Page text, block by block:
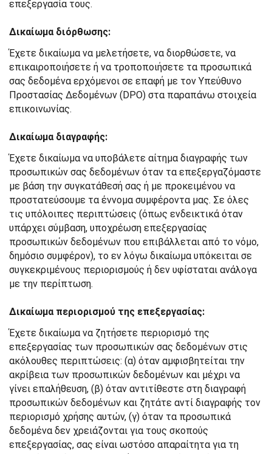
επεξεργασία τους.
Δικαίωμα διόρθωσης:
Έχετε δικαίωμα να μελετήσετε, να διορθώσετε, να
επικαιροποιήσετε ή να τροποποιήσετε τα προσωπικά
σας δεδομένα ερχόμενοι σε επαφή με τον Υπεύθυνο
Προστασίας Δεδομένων (DPO) στα παραπάνω στοιχεία
επικοινωνίας.
Δικαίωμα διαγραφής:
Έχετε δικαίωμα να υποβάλετε αίτημα διαγραφής των
προσωπικών σας δεδομένων όταν τα επεξεργαζόμαστε
με βάση την συγκατάθεσή σας ή με προκειμένου να
προστατεύσουμε τα έννομα συμφέροντα μας. Σε όλες
τις υπόλοιπες περιπτώσεις (όπως ενδεικτικά όταν
υπάρχει σύμβαση, υποχρέωση επεξεργασίας
προσωπικών δεδομένων που επιβάλλεται από το νόμο,
δημόσιο συμφέρον), το εν λόγω δικαίωμα υπόκειται σε
συγκεκριμένους περιορισμούς ή δεν υφίσταται ανάλογα
με την περίπτωση.
Δικαίωμα περιορισμού της επεξεργασίας:
Έχετε δικαίωμα να ζητήσετε περιορισμό της
επεξεργασίας των προσωπικών σας δεδομένων στις
ακόλουθες περιπτώσεις: (α) όταν αμφισβητείται την
ακρίβεια των προσωπικών δεδομένων και μέχρι να
γίνει επαλήθευση, (β) όταν αντιτίθεστε στη διαγραφή
προσωπικών δεδομένων και ζητάτε αντί διαγραφής τον
περιορισμό χρήσης αυτών, (γ) όταν τα προσωπικά
δεδομένα δεν χρειάζονται για τους σκοπούς
επεξεργασίας, σας είναι ωστόσο απαραίτητα για τη